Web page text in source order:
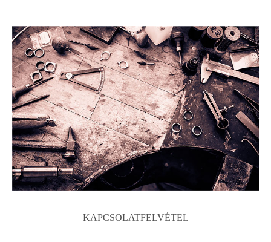
KAPCSOLATFELVÉTEL